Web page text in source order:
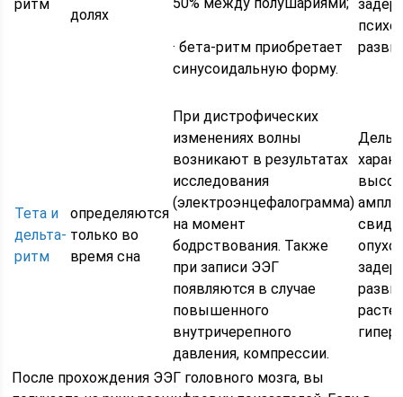
ритм
долях
50% между полушариями;
· бета-ритм приобретает
синусоидальную форму.
Тета и
дельта-
ритм
определяются
только во
время сна
При дистрофических
изменениях волны
возникают в результатах
исследования
(электроэнцефалограмма)
на момент
бодрствования. Также
при записи ЭЭГ
появляются в случае
повышенного
внутричерепного
давления, компрессии.
После прохождения ЭЭГ головного мозга, вы